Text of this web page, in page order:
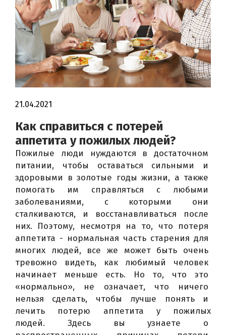
21.04.2021
Как справиться с потерей
аппетита у пожилых людей?
Пожилые люди нуждаются в достаточном
питании, чтобы оставаться сильными и
здоровыми в золотые годы жизни, а также
помогать им справляться с любыми
заболеваниями, с которыми они
сталкиваются, и восстанавливаться после
них. Поэтому, несмотря на то, что потеря
аппетита - нормальная часть старения для
многих людей, все же может быть очень
тревожно видеть, как любимый человек
начинает меньше есть.
Но то, что это
«нормально», не означает, что ничего
нельзя сделать, чтобы лучше понять и
лечить потерю аппетита у пожилых
людей. Здесь вы узнаете о